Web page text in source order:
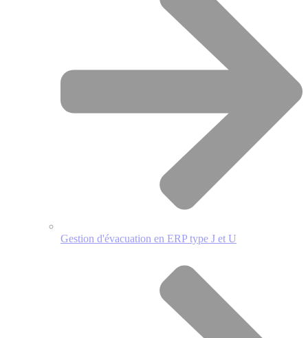
Gestion d'évacuation en ERP type J et U